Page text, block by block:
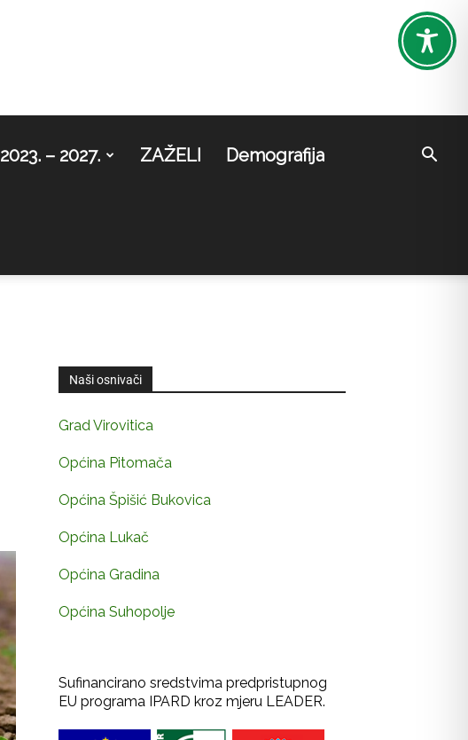
2023. – 2027. ZAŽELI Demografija
Naši osnivači
Grad Virovitica
Općina Pitomača
Općina Špišić Bukovica
Općina Lukač
Općina Gradina
Općina Suhopolje
Sufinancirano sredstvima predpristupnog
EU programa IPARD kroz mjeru LEADER.